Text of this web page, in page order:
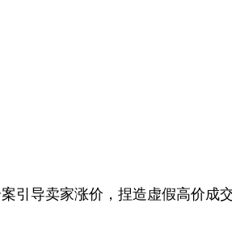
引导卖家涨价，捏造虚假高价成